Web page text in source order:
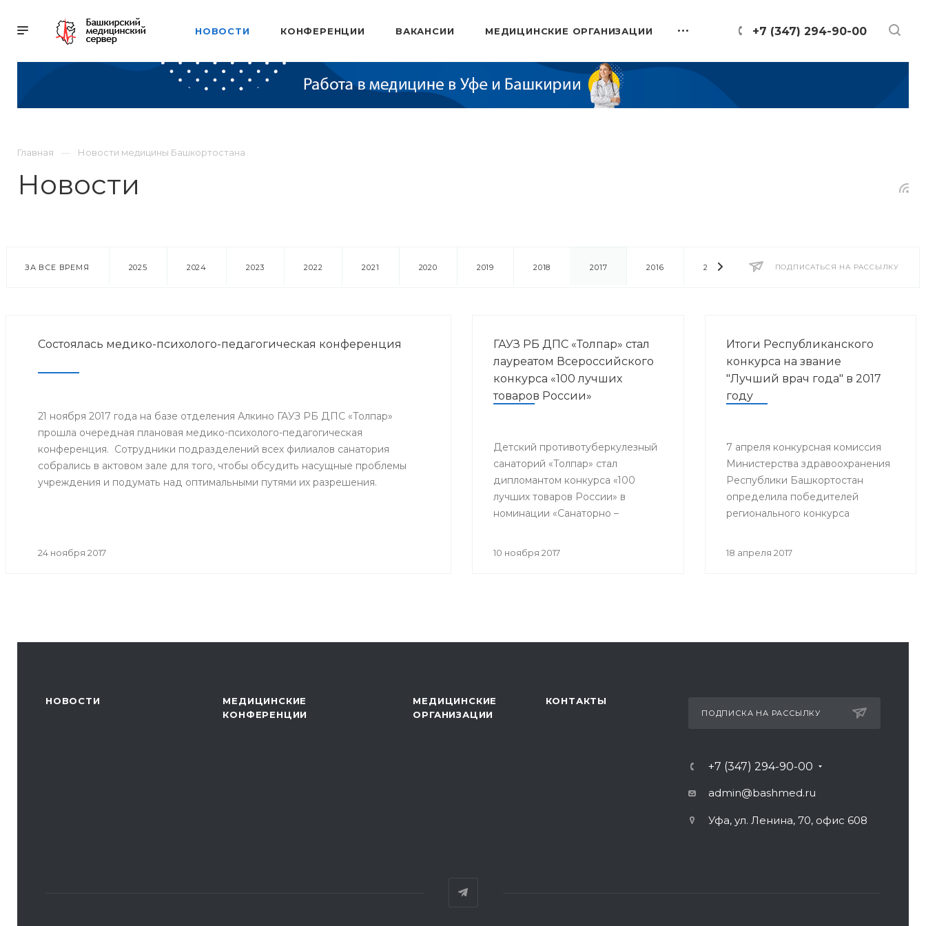
+7 (347) 294-90-00
НОВОСТИ КОНФЕРЕНЦИИ ВАКАНСИИ МЕДИЦИНСКИЕ ОРГАНИЗАЦИИ
Главная Новости медицины Башкортостана
Новости
ПОДПИСАТЬСЯ НА РАССЫЛКУ
ЗА ВСЕ ВРЕМЯ 2025 2024 2023 2022 2021 2020 2019 2018 2017 2016 2014 2013 2012 2011
Состоялась медико-психолого-педагогическая конференция
21 ноября 2017 года на базе отделения Алкино ГАУЗ РБ ДПС «Толпар»
прошла очередная плановая медико-психолого-педагогическая
конференция. Сотрудники подразделений всех филиалов санатория
собрались в актовом зале для того, чтобы обсудить насущные проблемы
учреждения и подумать над оптимальными путями их разрешения.
24 ноября 2017
ГАУЗ РБ ДПС «Толпар» стал
лауреатом Всероссийского
конкурса «100 лучших
товаров России»
Детский противотуберкулезный
санаторий «Толпар» стал
дипломантом конкурса «100
лучших товаров России» в
номинации «Санаторно –
10 ноября 2017
Итоги Республиканского
конкурса на звание
"Лучший врач года" в 2017
году
7 апреля конкурсная комиссия
Министерства здравоохранения
Республики Башкортостан
определила победителей
регионального конкурса
18 апреля 2017
НОВОСТИ
МЕДИЦИНСКИЕ
КОНФЕРЕНЦИИ
МЕДИЦИНСКИЕ
ОРГАНИЗАЦИИ
КОНТАКТЫ
ПОДПИСКА НА РАССЫЛКУ
+7 (347) 294-90-00
admin@bashmed.ru
Уфа, ул. Ленина, 70, офис 608